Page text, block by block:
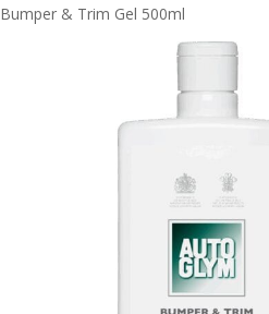
Bumper & Trim Gel 500ml